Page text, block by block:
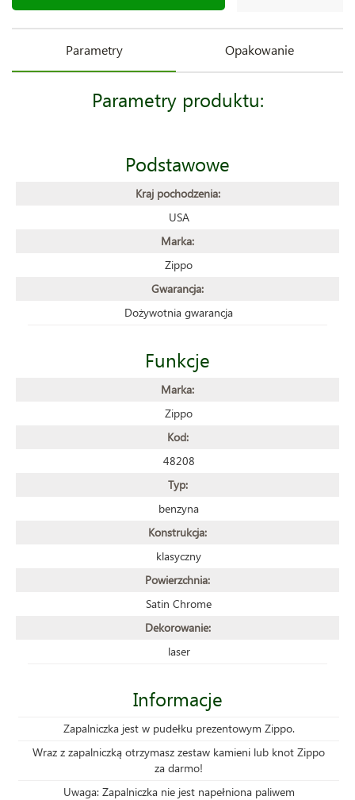
Parametry Opakowanie
Parametry produktu:
Podstawowe
Kraj pochodzenia:
USA
Marka:
Zippo
Gwarancja:
Dożywotnia gwarancja
Funkcje
Marka:
Zippo
Kod:
48208
Typ:
benzyna
Konstrukcja:
klasyczny
Powierzchnia:
Satin Chrome
Dekorowanie:
laser
Informacje
Zapalniczka jest w pudełku prezentowym Zippo.
Wraz z zapalniczką otrzymasz zestaw kamieni lub knot Zippo
za darmo!
Uwaga: Zapalniczka nie jest napełniona paliwem